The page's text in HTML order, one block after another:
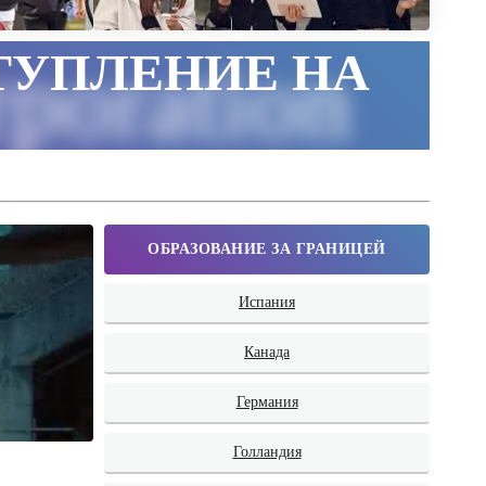
НА
ОБРАЗОВАНИЕ ЗА ГРАНИЦЕЙ
Испания
Канада
Германия
Голландия